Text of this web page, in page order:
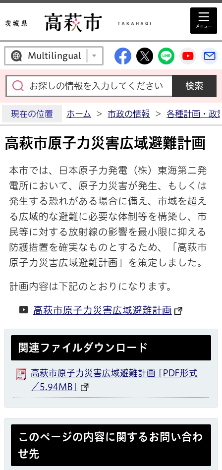
Multilingual 高萩市公式
高萩市公式X
高萩市
高
現在の位置 ホーム > 市政の情報 > 各種計画・政
高萩市原子力災害広域避難計画
本市では、日本原子力発電（株）東海第二発
電所において、原子力災害が発生、もしくは
発生する恐れがある場合に備え、市域を超え
る広域的な避難に必要な体制等を構築し、市
民等に対する放射線の影響を最小限に抑える
防護措置を確実なものとするため、「高萩市
原子力災害広域避難計画」を策定しました。
計画内容は下記のとおりになります。
高萩市原子力災害広域避難計画
関連ファイルダウンロード
高萩市原子力災害広域避難計画 [PDF形式
／5.94MB]
このページの内容に関するお問い合わ
せ先